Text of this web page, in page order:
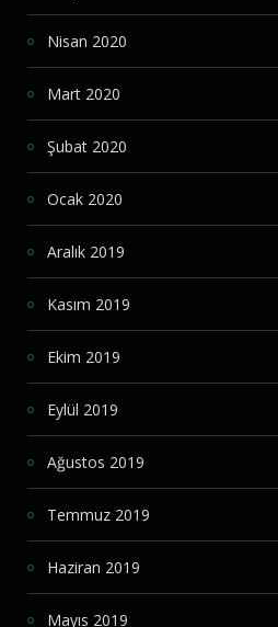
Nisan 2020
Mart 2020
Şubat 2020
Ocak 2020
Aralık 2019
Kasım 2019
Ekim 2019
Eylül 2019
Ağustos 2019
Temmuz 2019
Haziran 2019
Mayıs 2019